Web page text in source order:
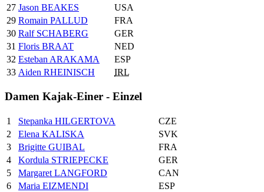
27 Jason BEAKES
USA
29 Romain PALLUD
FRA
30 Ralf SCHABERG
GER
31 Floris BRAAT
NED
32 Esteban ARAKAMA
ESP
33 Aiden RHEINISCH IRL
Damen Kajak-Einer - Einzel
1 Stepanka HILGERTOVA
CZE
2
Elena KALISKA
SVK
3
Brigitte GUIBAL
FRA
4
Kordula STRIEPECKE
GER
5
Margaret LANGFORD
CAN
6
Maria EIZMENDI
ESP